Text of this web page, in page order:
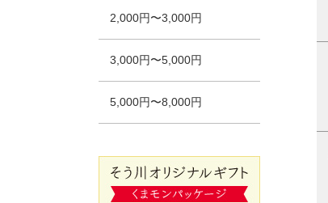
2,000円〜3,000円
3,000円〜5,000円
5,000円〜8,000円